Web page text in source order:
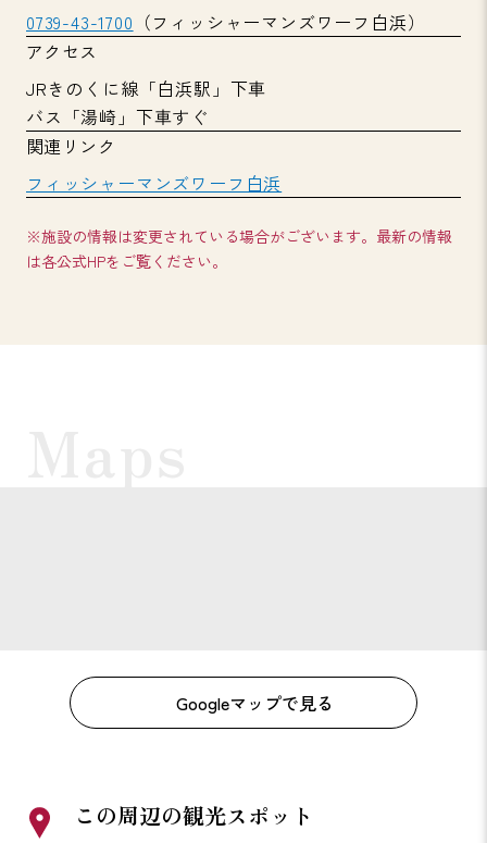
0739-43-1700 （フィッシャーマンズワーフ白浜）
アクセス
JRきのくに線「白浜駅」下車
バス「湯崎」下車すぐ
関連リンク
フィッシャーマンズワーフ白浜
※施設の情報は変更されている場合がございます。最新の情報
は各公式HPをご覧ください。
Googleマップで見る
この周辺の観光スポット